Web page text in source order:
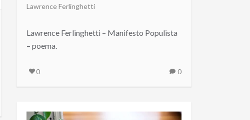
Lawrence Ferlinghetti
Lawrence Ferlinghetti – Manifesto Populista
– poema.
0 0